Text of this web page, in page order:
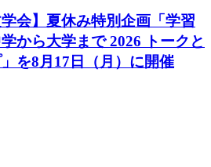
学会】夏休み特別企画「学習
から大学まで 2026 トークと
を8月17日（月）に開催